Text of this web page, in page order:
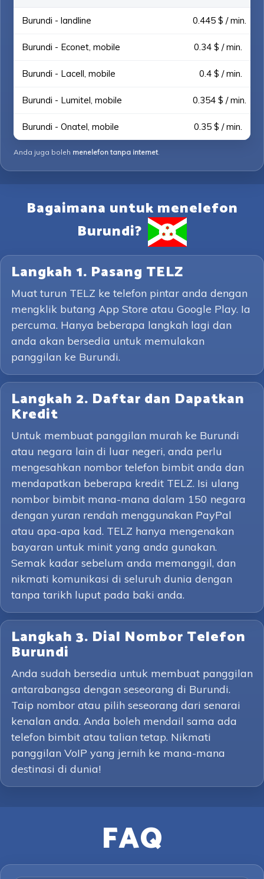
Burundi - landline 0.445 $ / min.
Burundi - Econet, mobile 0.34 $ / min.
Burundi - Lacell, mobile 0.4 $ / min.
Burundi - Lumitel, mobile 0.354 $ / min.
Burundi - Onatel, mobile 0.35 $ / min.
Anda juga boleh menelefon tanpa internet.
Bagaimana untuk menelefon
Burundi?
Langkah 1. Pasang TELZ
Muat turun TELZ ke telefon pintar anda dengan
mengklik butang App Store atau Google Play. Ia
percuma. Hanya beberapa langkah lagi dan
anda akan bersedia untuk memulakan
panggilan ke Burundi.
Langkah 2. Daftar dan Dapatkan
Kredit
Untuk membuat panggilan murah ke Burundi
atau negara lain di luar negeri, anda perlu
mengesahkan nombor telefon bimbit anda dan
mendapatkan beberapa kredit TELZ. Isi ulang
nombor bimbit mana-mana dalam 150 negara
dengan yuran rendah menggunakan PayPal
atau apa-apa kad. TELZ hanya mengenakan
bayaran untuk minit yang anda gunakan.
Semak kadar sebelum anda memanggil, dan
nikmati komunikasi di seluruh dunia dengan
tanpa tarikh luput pada baki anda.
Langkah 3. Dial Nombor Telefon
Burundi
Anda sudah bersedia untuk membuat panggilan
antarabangsa dengan seseorang di Burundi.
Taip nombor atau pilih seseorang dari senarai
kenalan anda. Anda boleh mendail sama ada
telefon bimbit atau talian tetap. Nikmati
panggilan VoIP yang jernih ke mana-mana
destinasi di dunia!
FAQ